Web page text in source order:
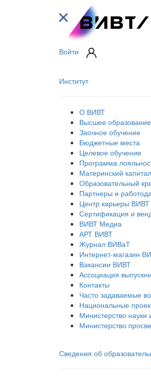
Войти
Институт
О ВИВТ
Высшее образование
Заочное обучение
Бюджетные места
Целевое обучение
Программа
Материнский капитал
Образовательный
Партнеры и
Центр карьеры ВИВТ
Сертификация и
ВИВТ Медиа
АРТ ВИВТ
Журнал ВИВаТ
Интернет-магазин
Вакансии ВИВТ
Ассоциация
Контакты
Часто задаваемые
Национальные
Министерство
Министерство
Сведения об